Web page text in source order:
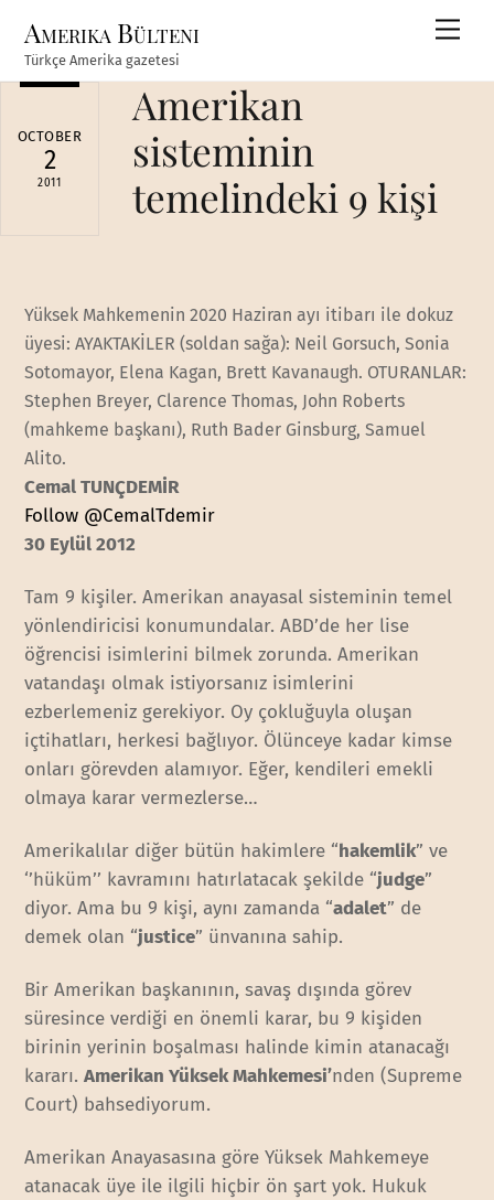
content
Amerika Bülteni
Türkçe Amerika gazetesi
OCTOBER
2
2011
Amerikan
sisteminin
temelindeki 9 kişi
Yüksek Mahkemenin 2020 Haziran ayı itibarı ile dokuz
üyesi: AYAKTAKİLER (soldan sağa): Neil Gorsuch, Sonia
Sotomayor, Elena Kagan, Brett Kavanaugh. OTURANLAR:
Stephen Breyer, Clarence Thomas, John Roberts
(mahkeme başkanı), Ruth Bader Ginsburg, Samuel
Alito.
Cemal TUNÇDEMİR
Follow @CemalTdemir
30 Eylül 2012
Tam 9 kişiler. Amerikan anayasal sisteminin temel
yönlendiricisi konumundalar. ABD’de her lise
öğrencisi isimlerini bilmek zorunda. Amerikan
vatandaşı olmak istiyorsanız isimlerini
ezberlemeniz gerekiyor. Oy çokluğuyla oluşan
içtihatları, herkesi bağlıyor. Ölünceye kadar kimse
onları görevden alamıyor. Eğer, kendileri emekli
olmaya karar vermezlerse…
Amerikalılar diğer bütün hakimlere “hakemlik” ve
‘’hüküm’’ kavramını hatırlatacak şekilde “judge”
diyor. Ama bu 9 kişi, aynı zamanda “adalet” de
demek olan “justice” ünvanına sahip.
Bir Amerikan başkanının, savaş dışında görev
süresince verdiği en önemli karar, bu 9 kişiden
birinin yerinin boşalması halinde kimin atanacağı
kararı.Amerikan Yüksek Mahkemesi’nden (Supreme
Court) bahsediyorum.
Amerikan Anayasasına göre Yüksek Mahkemeye
atanacak üye ile ilgili hiçbir ön şart yok. Hukuk